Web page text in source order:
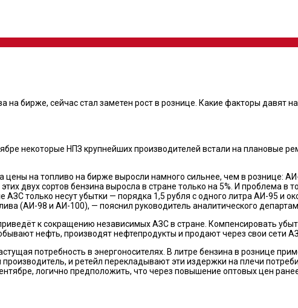
бирже, сейчас стал заметен рост в рознице. Какие факторы давят
некоторые НПЗ крупнейших производителей встали на плановые
на топливо на бирже выросли намного сильнее, чем в рознице:
двух сортов бензина выросла в стране только на 5%. И проблема в
только несут убытки — порядка 1,5 рубля с одного литра АИ-95 и
(АИ-98 и АИ-100), — пояснил руководитель аналитического
к сокращению независимых АЗС в стране. Компенсировать
нефть, производят нефтепродукты и продают через свои сети
потребность в энергоносителях. В литре бензина в рознице
и ретейл перекладывают эти издержки на плечи
логично предположить, что через повышение оптовых цен